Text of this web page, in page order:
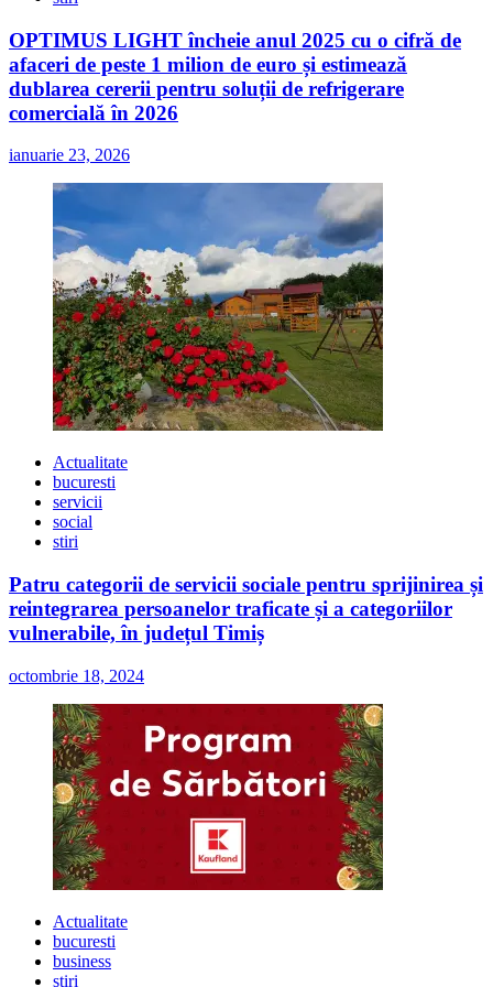
OPTIMUS LIGHT încheie anul 2025 cu o cifră de
afaceri de peste 1 milion de euro și estimează
dublarea cererii pentru soluții de refrigerare
comercială în 2026
ianuarie 23, 2026
Actualitate
bucuresti
servicii
social
stiri
Patru categorii de servicii sociale pentru sprijinirea și
reintegrarea persoanelor traficate și a categoriilor
vulnerabile, în județul Timiș
octombrie 18, 2024
Actualitate
bucuresti
business
stiri